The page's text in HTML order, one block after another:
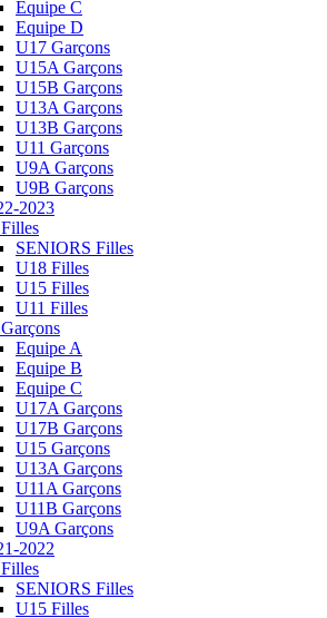
Equipe C
Equipe D
U17 Garçons
U15A Garçons
U15B Garçons
U13A Garçons
U13B Garçons
U11 Garçons
U9A Garçons
U9B Garçons
2023
SENIORS Filles
U18 Filles
U15 Filles
U11 Filles
Equipe A
Equipe B
Equipe C
U17A Garçons
U17B Garçons
U15 Garçons
U13A Garçons
U11A Garçons
U11B Garçons
U9A Garçons
2022
SENIORS Filles
U15 Filles